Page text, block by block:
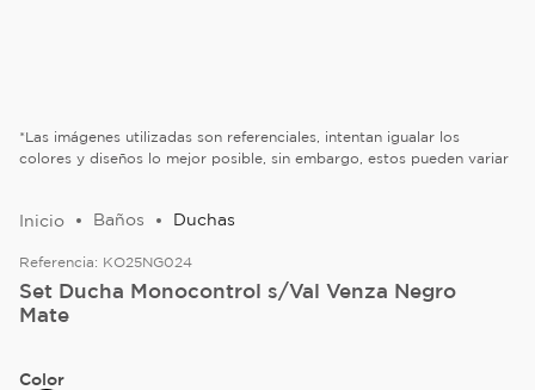
*Las imágenes utilizadas son referenciales, intentan igualar los
colores y diseños lo mejor posible, sin embargo, estos pueden variar
Baños Duchas
Referencia: KO25NG024
Set Ducha Monocontrol s/Val Venza Negro
Mate
Color